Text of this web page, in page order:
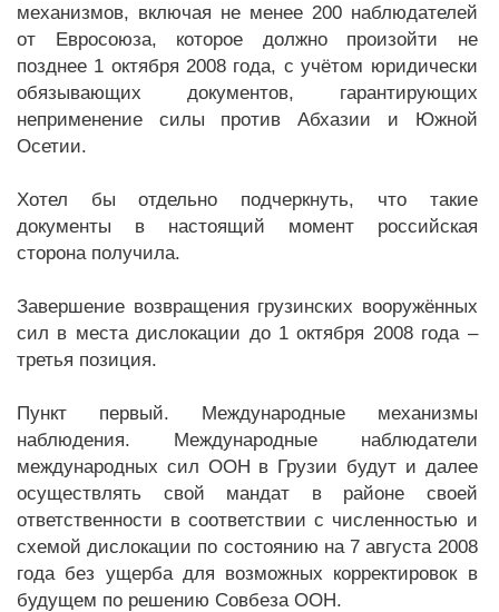
механизмов, включая не менее 200 наблюдателей
от Евросоюза, которое должно произойти не
позднее 1 октября 2008 года, с учётом юридически
обязывающих документов, гарантирующих
неприменение силы против Абхазии и Южной
Осетии.
Хотел бы отдельно подчеркнуть, что такие
документы в настоящий момент российская
сторона получила.
Завершение возвращения грузинских вооружённых
сил в места дислокации до 1 октября 2008 года –
третья позиция.
Пункт первый. Международные механизмы
наблюдения. Международные наблюдатели
международных сил ООН в Грузии будут и далее
осуществлять свой мандат в районе своей
ответственности в соответствии с численностью и
схемой дислокации по состоянию на 7 августа 2008
года без ущерба для возможных корректировок в
будущем по решению Совбеза ООН.